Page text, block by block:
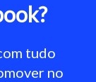
tudo
no